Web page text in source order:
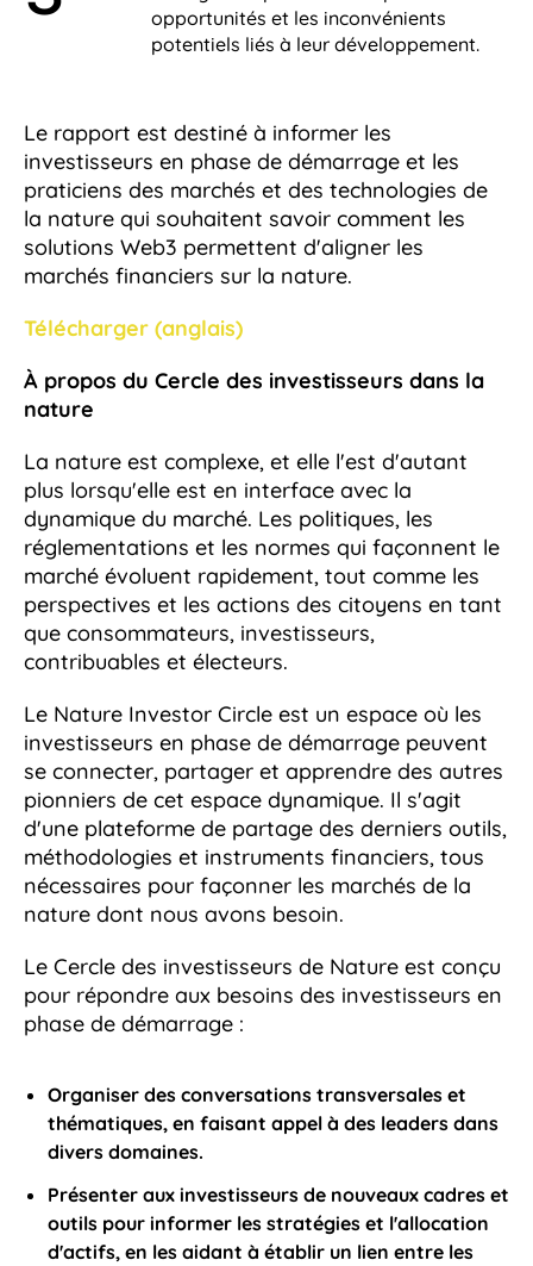
opportunités et les inconvénients
potentiels liés à leur développement.
Le rapport est destiné à informer les
investisseurs en phase de démarrage et les
praticiens des marchés et des technologies de
la nature qui souhaitent savoir comment les
solutions Web3 permettent d'aligner les
marchés financiers sur la nature.
Télécharger (anglais)
À propos du Cercle des investisseurs dans la
nature
La nature est complexe, et elle l'est d'autant
plus lorsqu'elle est en interface avec la
dynamique du marché. Les politiques, les
réglementations et les normes qui façonnent le
marché évoluent rapidement, tout comme les
perspectives et les actions des citoyens en tant
que consommateurs, investisseurs,
contribuables et électeurs.
Le Nature Investor Circle est un espace où les
investisseurs en phase de démarrage peuvent
se connecter, partager et apprendre des autres
pionniers de cet espace dynamique. Il s'agit
d'une plateforme de partage des derniers outils,
méthodologies et instruments financiers, tous
nécessaires pour façonner les marchés de la
nature dont nous avons besoin.
Le Cercle des investisseurs de Nature est conçu
pour répondre aux besoins des investisseurs en
phase de démarrage :
Organiser des conversations transversales et
thématiques, en faisant appel à des leaders dans
divers domaines.
Présenter aux investisseurs de nouveaux cadres et
outils pour informer les stratégies et l'allocation
d'actifs, en les aidant à établir un lien entre les